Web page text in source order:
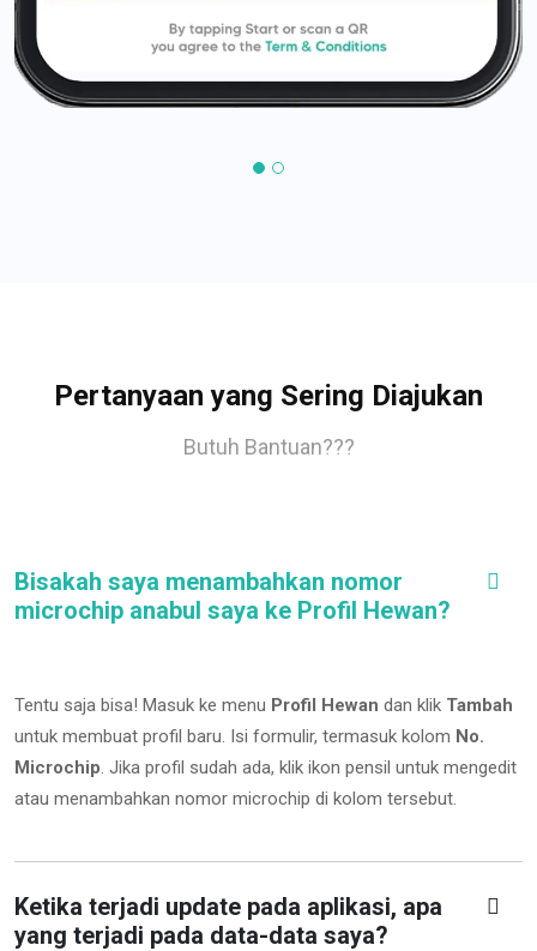
Pertanyaan yang Sering Diajukan
Butuh Bantuan???
Bisakah saya menambahkan nomor
microchip anabul saya ke Profil Hewan?
Tentu saja bisa! Masuk ke menu Profil Hewan dan klik Tambah
untuk membuat profil baru. Isi formulir, termasuk kolom No.
Microchip. Jika profil sudah ada, klik ikon pensil untuk mengedit
atau menambahkan nomor microchip di kolom tersebut.
Ketika terjadi update pada aplikasi, apa
yang terjadi pada data-data saya?